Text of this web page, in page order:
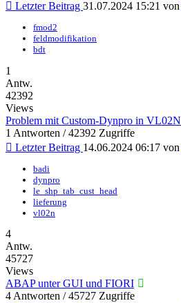
Letzter Beitrag 31.07.2024 15:21 von
fmod2
feldmodifikation
bdt
1
Antw.
42392
Views
Problem mit Custom-Dynpro in VL02N
1 Antworten / 42392 Zugriffe
Letzter Beitrag 14.06.2024 06:17 von
badi
dynpro
le_shp_tab_cust_head
lieferung
vl02n
4
Antw.
45727
Views
ABAP unter GUI und FIORI
4 Antworten / 45727 Zugriffe